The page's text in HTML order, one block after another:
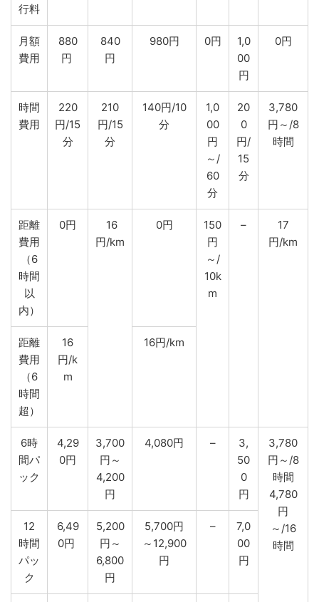
行料
月額
費用
880
円
840
円
980円 0円
1,0
00
円
0円
時間
費用
220
円/15
分
210
円/15
分
140円/10
分
1,0
00
円
～/
60
分
20
0
円/
15
分
3,780
円～/8
時間
距離
費用
（6
時間
以
内）
0円
16
円/km
0円
150
円
～/
10k
m
–
17
円/km
距離
費用
（6
時間
超）
16
円/k
m
16円/km
6時
間パ
ック
4,29
0円
3,700
円～
4,200
円
4,080円 –
3,
50
0
円
3,780
円～/8
時間
4,780
円
～/16
時間
12
時間
パッ
ク
6,49
0円
5,200
円～
6,800
円
5,700円
～12,900
円
–
7,0
00
円